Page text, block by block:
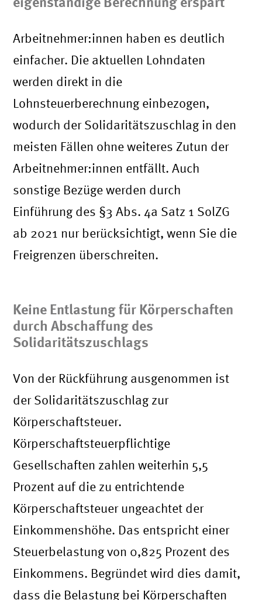
Arbeitnehmer:innen haben es deutlich
einfacher. Die aktuellen Lohndaten
werden direkt in die
Lohnsteuerberechnung einbezogen,
wodurch der Solidaritätszuschlag in den
meisten Fällen ohne weiteres Zutun der
Arbeitnehmer:innen entfällt. Auch
sonstige Bezüge werden durch
Einführung des §3 Abs. 4a Satz 1 SolZG
ab 2021 nur berücksichtigt, wenn Sie die
Freigrenzen überschreiten.
Keine Entlastung für Körperschaften
durch Abschaffung des
Solidaritätszuschlags
Von der Rückführung ausgenommen ist
der Solidaritätszuschlag zur
Körperschaftsteuer.
Körperschaftsteuerpflichtige
Gesellschaften zahlen weiterhin 5,5
Prozent auf die zu entrichtende
Körperschaftsteuer ungeachtet der
Einkommenshöhe. Das entspricht einer
Steuerbelastung von 0,825 Prozent des
Einkommens. Begründet wird dies damit,
dass die Belastung bei Körperschaften